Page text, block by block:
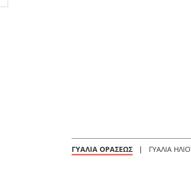
ΓΥΑΛΙΑ ΟΡΑΣΕΩΣ| ΓΥΑΛΙΑ